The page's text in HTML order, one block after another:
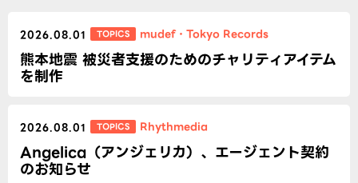
2026.08.01 TOPICS mudef・ Tokyo Records
熊本地震 被災者支援のためのチャリティアイテム
を制作
2026.08.01 TOPICS Rhythmedia
Angelica（アンジェリカ）、エージェント契約
のお知らせ